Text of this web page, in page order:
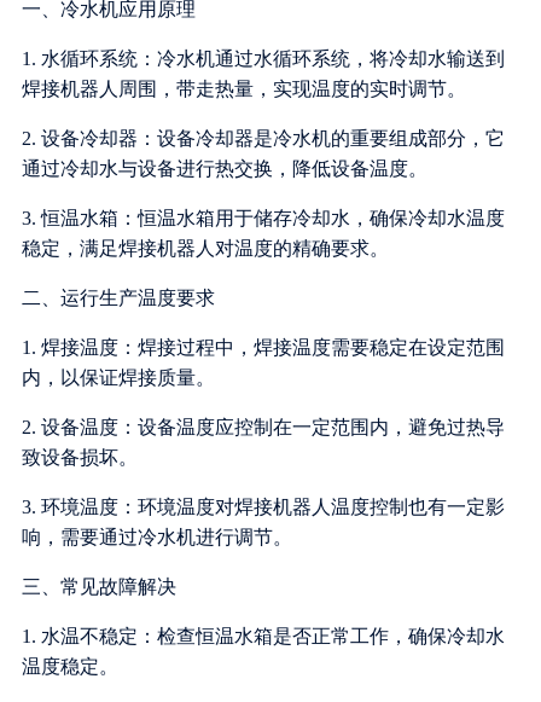
一、冷水机应用原理
1. 水循环系统：冷水机通过水循环系统，将冷却水输送到
焊接机器人周围，带走热量，实现温度的实时调节。
2. 设备冷却器：设备冷却器是冷水机的重要组成部分，它
通过冷却水与设备进行热交换，降低设备温度。
3. 恒温水箱：恒温水箱用于储存冷却水，确保冷却水温度
稳定，满足焊接机器人对温度的精确要求。
二、运行生产温度要求
1. 焊接温度：焊接过程中，焊接温度需要稳定在设定范围
内，以保证焊接质量。
2. 设备温度：设备温度应控制在一定范围内，避免过热导
致设备损坏。
3. 环境温度：环境温度对焊接机器人温度控制也有一定影
响，需要通过冷水机进行调节。
三、常见故障解决
1. 水温不稳定：检查恒温水箱是否正常工作，确保冷却水
温度稳定。